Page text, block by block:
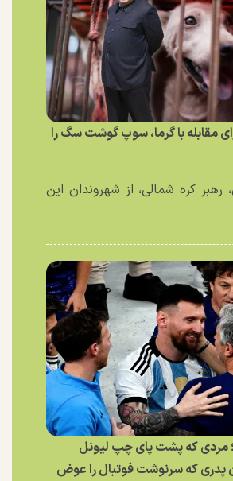
مقابله با گرما، سوپ گوشت سگ را
کره شمالی، از شهروندان این
که پشت پای چپ لیونل
پدری که سرنوشت فوتبال را عوض